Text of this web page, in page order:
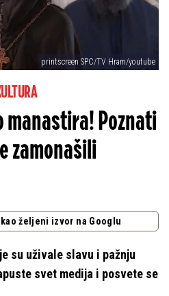
printscreen SPC/TV Hram/youtube
manastira! Poznati
zamonašili
željeni izvor na Googlu
su uživale slavu i pažnju
svet medija i posvete se